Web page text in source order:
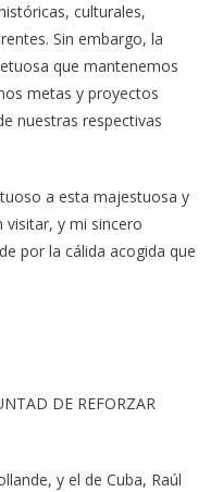
culturales,
Sin embargo, la
que mantenemos
metas y proyectos
nuestras respectivas
a esta majestuosa y
visitar, y mi sincero
por la cálida acogida que
DE REFORZAR
y el de Cuba, Raúl